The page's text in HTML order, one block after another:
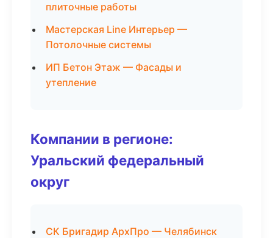
плиточные работы
Мастерская Line Интерьер —
Потолочные системы
ИП Бетон Этаж — Фасады и
утепление
Компании в регионе:
Уральский федеральный
округ
СК Бригадир АрхПро — Челябинск